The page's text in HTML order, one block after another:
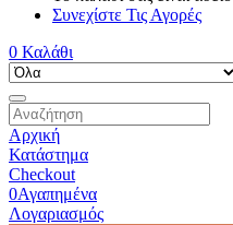
Συνεχίστε Τις Αγορές
0 Καλάθι
Αρχική
Κατάστημα
Checkout
0Αγαπημένα
Λογαριασμός